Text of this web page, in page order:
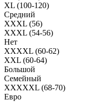
XL (100-120)
Средний
XXXL (56)
XXXL (54-56)
Нет
XXXXL (60-62)
XXL (60-64)
Большой
Семейный
XXXXXL (68-70)
Евро